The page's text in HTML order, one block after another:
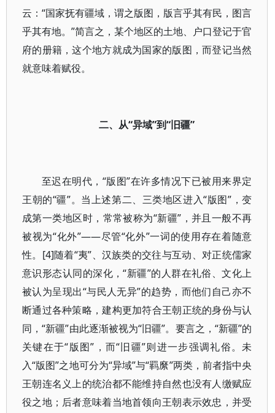
云：“国家抚有疆域，谓之版图，版言乎其有民，图言
乎其有地。”简言之，某个地区的土地、户口登记于官
府的册籍，这个地方就成为国家的版图，而登记当然
就意味着赋役。
二、从“异域”到“旧疆”
至迟在明代，“版图”在许多情况下已被用来界定
王朝的“疆”。当上述第二、三类地区进入“版图”，变
成第一类地区时，常常被称为“新疆”，并且一般不再
被视为“化外”——尽管“化外”一词的使用存在着随意
性。[4]随着“夷”、汉族类的交往与互动、对正统儒家
意识形态认同的深化，“新疆”的人群在礼俗、文化上
被认为呈现出“与民人无异”的趋势，而他们自己亦不
断通过各种策略，建构更加符合王朝正统的身份与认
同，“新疆”由此逐渐被视为“旧疆”。要言之，“新疆”的
关键在于“版图”，而“旧疆”则进一步强调礼俗。未
入“版图”之地可分为“异域”与“羁縻”两类，前者指中央
王朝连名义上的统治都不能维持自然也没有人缴赋应
役之地；后者意味着当地首领向王朝表示效忠，并受